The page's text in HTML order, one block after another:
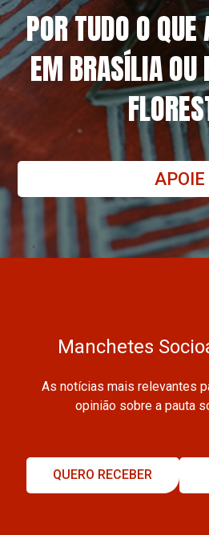
POR TUDO O
EM BRASÍLIA OU
APOIE
Manchetes
As notícias mais relevantes
opinião sobre a pauta
QUERO RECEBER